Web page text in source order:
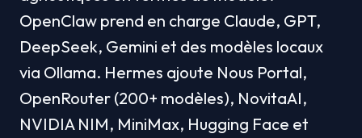
OpenClaw prend en charge Claude, GPT,
DeepSeek, Gemini et des modèles locaux
via Ollama. Hermes ajoute Nous Portal,
OpenRouter (200+ modèles), NovitaAI,
NVIDIA NIM, MiniMax, Hugging Face et